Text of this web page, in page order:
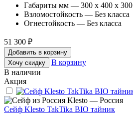
Габариты мм — 300 x 400 x 300
Взломостойкость — Без класса
Огнестойкость — Без класса
51 300 ₽
Добавить в корзину
Хочу скидку
В корзину
В наличии
Акция
Klesto — Россия
Сейф Klesto TakTika BIO тайник